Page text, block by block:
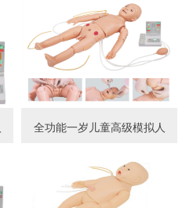
全功能一岁儿童高级模拟人